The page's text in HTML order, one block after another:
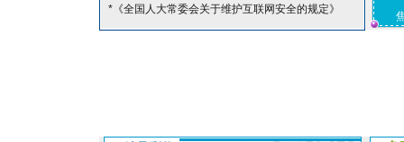
*《全国人大常委会关于维护互联网安全的规定》